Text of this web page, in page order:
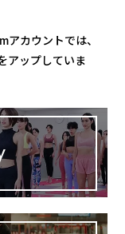
カウントでは、
アップしていま